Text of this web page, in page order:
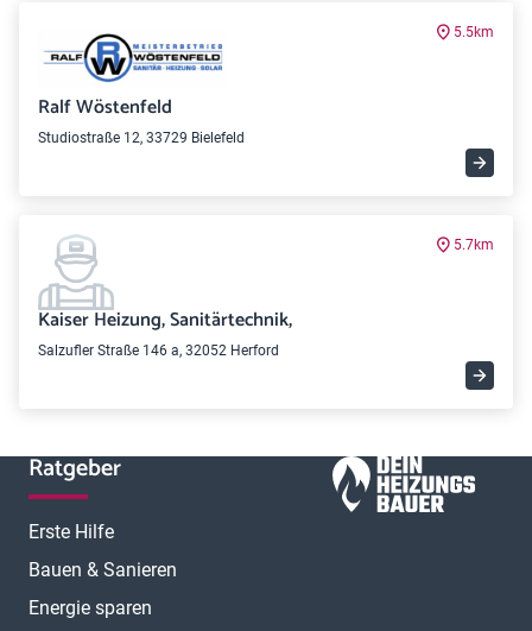
5.5km
Ralf Wöstenfeld
Studiostraße 12, 33729 Bielefeld
5.7km
Kaiser Heizung, Sanitärtechnik,
Salzufler Straße 146 a, 32052 Herford
Ratgeber
Erste Hilfe
Bauen & Sanieren
Energie sparen